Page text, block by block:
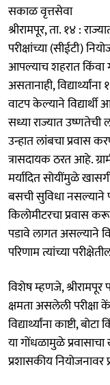
सकाळ वृत्तसेवा
​श्रीरामपूर, ता. १४ :
परीक्षांच्या (सीईटी)
आपल्याच शहरात किंवा
असतानाही,
वाटप केल्‍याने
​सध्या राज्यात
उन्हात लांबचा प्रवास
त्रासदायक ठरत आहे.
मर्यादित सोयींमुळे
बसची सुविधा
किलोमीटरचा प्रवास
पडावे लागत असल्याने
परिणाम त्यांच्या
विशेष म्हणजे, श्रीरामपूर
क्षमता असलेली
विद्यार्थ्यांना काष्टी,
या गोंधळामुळे
प्रशासकीय